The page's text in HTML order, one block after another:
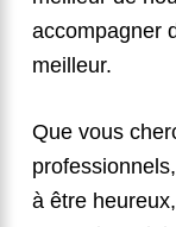
accompagner
meilleur.
Que vous
à être